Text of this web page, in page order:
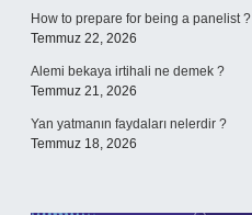
How to prepare for being a panelist ?
Temmuz 22, 2026
Alemi bekaya irtihali ne demek ?
Temmuz 21, 2026
Yan yatmanın faydaları nelerdir ?
Temmuz 18, 2026